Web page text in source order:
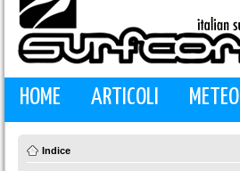
HOME ARTICOLI METEO
Indice